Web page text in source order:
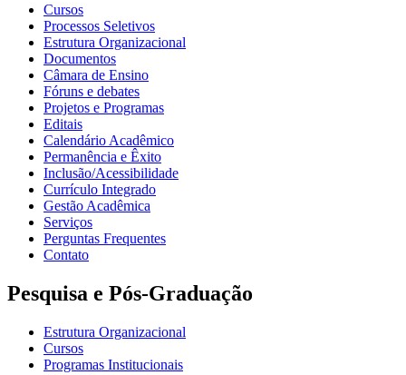
Cursos
Processos Seletivos
Estrutura Organizacional
Documentos
Câmara de Ensino
Fóruns e debates
Projetos e Programas
Editais
Calendário Acadêmico
Permanência e Êxito
Inclusão/Acessibilidade
Currículo Integrado
Gestão Acadêmica
Serviços
Perguntas Frequentes
Contato
Pesquisa e Pós-Graduação
Estrutura Organizacional
Cursos
Programas Institucionais